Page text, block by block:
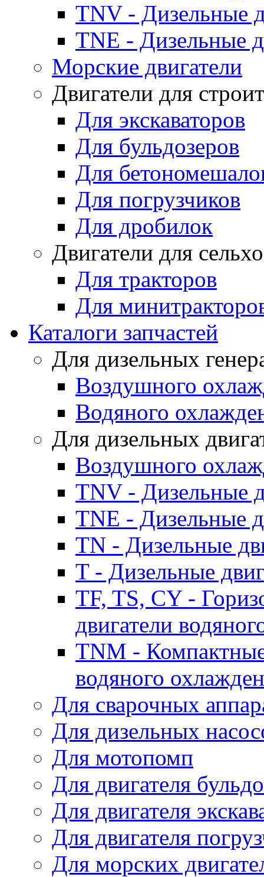
TNV - Дизельные
TNE - Дизельные
Морские двигатели
Двигатели для
Для экскаваторов
Для бульдозеров
Для
Для погрузчиков
Для дробилок
Двигатели для
Для тракторов
Для
Каталоги запчастей
Для дизельных
Воздушного
Водяного
Для дизельных
Воздушного
TNV - Дизельные
TNE - Дизельные
TN - Дизельные
T - Дизельные
TF, TS, CY -
двигатели
TNM -
водяного
Для сварочных
Для дизельных
Для мотопомп
Для двигателя
Для двигателя
Для двигателя
Для морских